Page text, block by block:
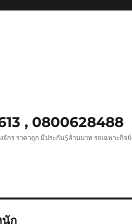
, 0800628488
จักร ราคาถูก มีประกัน5ล้านบาท รถเฉพาะกิจ
นัก